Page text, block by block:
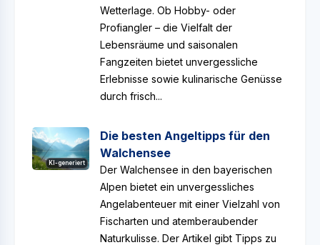
Wetterlage. Ob Hobby- oder
Profiangler – die Vielfalt der
Lebensräume und saisonalen
Fangzeiten bietet unvergessliche
Erlebnisse sowie kulinarische Genüsse
durch frisch...
KI-generiert
Die besten Angeltipps für den
Walchensee
Der Walchensee in den bayerischen
Alpen bietet ein unvergessliches
Angelabenteuer mit einer Vielzahl von
Fischarten und atemberaubender
Naturkulisse. Der Artikel gibt Tipps zu